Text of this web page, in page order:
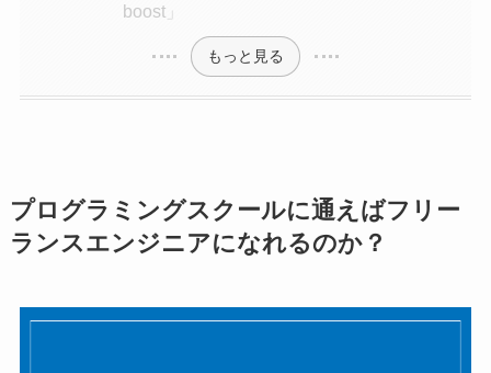
boost」
もっと見る
プログラミングスクールに通えばフリー
ランスエンジニアになれるのか？